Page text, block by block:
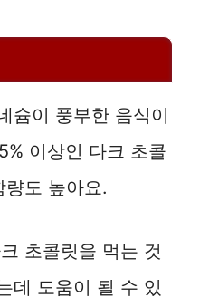
슘이 풍부한 음식이
이상인 다크 초콜
도 높아요.
초콜릿을 먹는 것
데 도움이 될 수 있